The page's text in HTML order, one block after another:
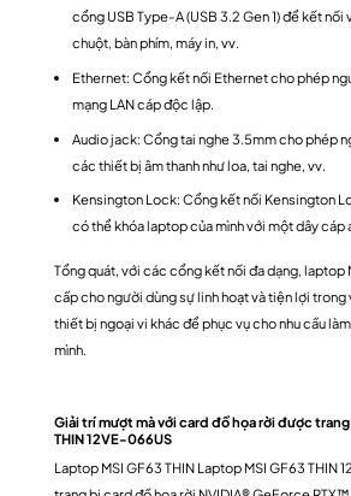
cổng USB Type-A (USB 3.2 Gen 1) để kết
chuột, bàn phím, máy in, vv.
Ethernet: Cổng kết nối Ethernet cho phép
mạng LAN cáp độc lập.
Audio jack: Cổng tai nghe 3.5mm cho phép
các thiết bị âm thanh như loa, tai nghe, vv.
Kensington Lock: Cổng kết nối Kensington
có thể khóa laptop của mình với một dây cáp
Tổng quát, với các cổng kết nối đa dạng, laptop
cấp cho người dùng sự linh hoạt và tiện lợi
thiết bị ngoại vi khác để phục vụ cho nhu cầu
mình.
Giải trí mượt mà với card đồ họa rời được
THIN 12VE-066US
Laptop MSI GF63 THIN Laptop MSI GF63 THIN